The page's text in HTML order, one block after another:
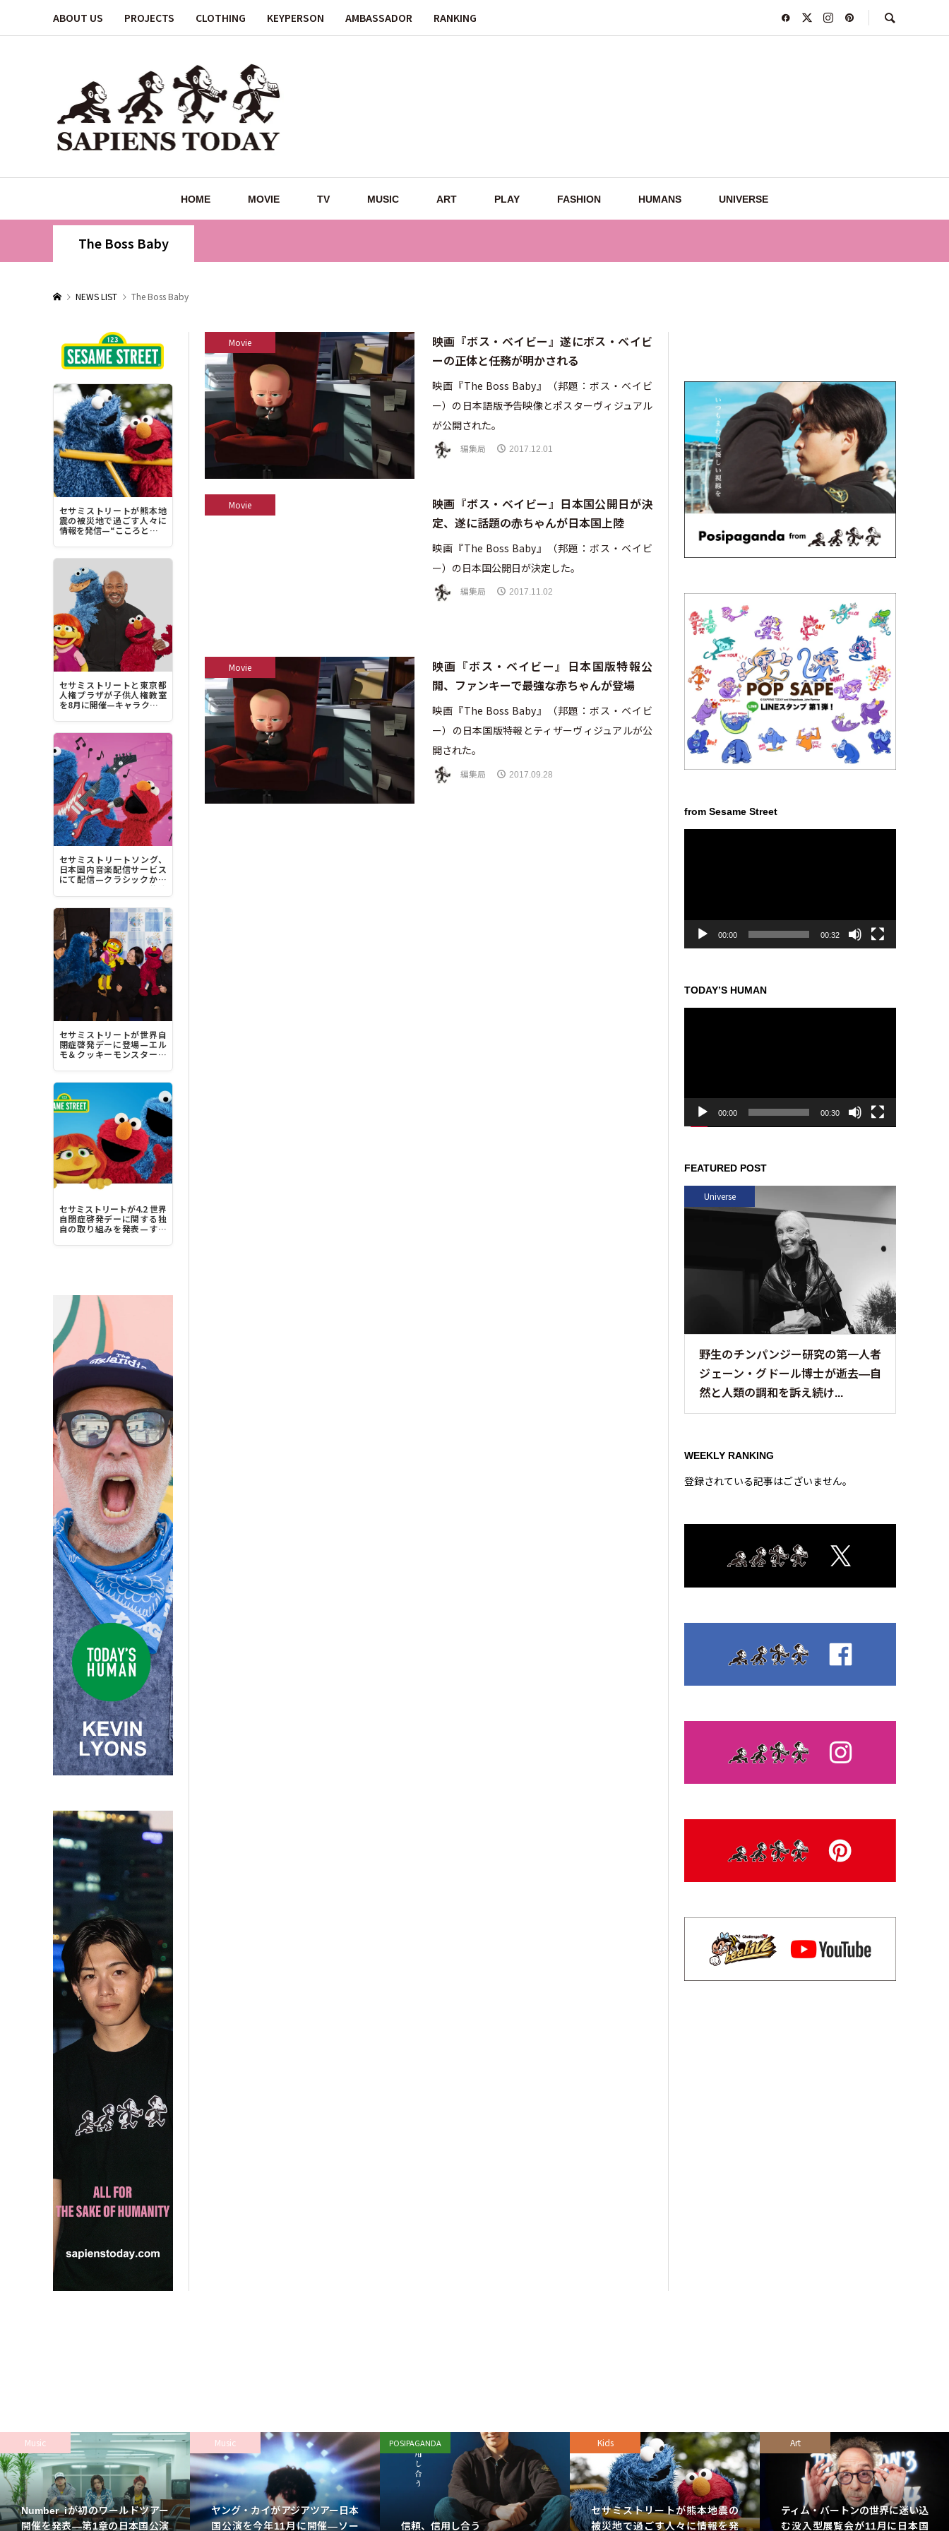
ABOUT US PROJECTS CLOTHING KEYPERSON AMBASSADOR RANKING
HOME MOVIE TV MUSIC ART PLAY FASHION HUMANS UNIVERSE
The Boss Baby
NEWS LIST The Boss Baby
Movie
映画『ボス・ベイビー』遂にボス・ベイビ
ーの正体と任務が明かされる
映画『The Boss Baby』（邦題：ボス・ベイビ
ー）の日本語版予告映像とポスターヴィジュアル
が公開された。
編集局 2017.12.01
Movie
映画『ボス・ベイビー』日本国公開日が決
定、遂に話題の赤ちゃんが日本国上陸
映画『The Boss Baby』（邦題：ボス・ベイビ
ー）の日本国公開日が決定した。
編集局 2017.11.02
Movie
映画『ボス・ベイビー』日本国版特報公
開、ファンキーで最強な赤ちゃんが登場
映画『The Boss Baby』（邦題：ボス・ベイビ
ー）の日本国版特報とティザーヴィジュアルが公
開された。
編集局 2017.09.28
from Sesame Street
00:00 00:32
TODAY’S HUMAN
00:00 00:30
FEATURED POST
Universe
野生のチンパンジー研究の第一人者
ジェーン・グドール博士が逝去—自
然と人類の調和を訴え続け...
WEEKLY RANKING
登録されている記事はございません。
セサミストリートが熊本地
震の被災地で過ごす人々に
情報を発信—“こころとから
中してみてください”
セサミストリートと東京都
人権プラザが子供人権教室
を8月に開催—キャラクター
リー・ミッチェル来日へ
セサミストリートソング、
日本国内音楽配信サービス
にて配信—クラシックから
豪華アーティストとの共演
曲、最新曲まで1200曲超
セサミストリートが世界自
閉症啓発デーに登場—エル
モ＆クッキーモンスター＆
みんな素晴らしい！”
セサミストリートが4.2 世界
自閉症啓発デーに関する独
自の取り組みを発表—すべ
のある社会を築く力に
Music
Number_iが初のワールドツアー
開催を発表—第1章の日本国公演
Music
ヤング・カイがアジアツアー日本
国公演を今年11月に開催—ソー
POSIPAGANDA
信頼、信用し合う
Kids
セサミストリートが熊本地震の
被災地で過ごす人々に情報を発
Art
ティム・バートンの世界に迷い込
む没入型展覧会が11月に日本国